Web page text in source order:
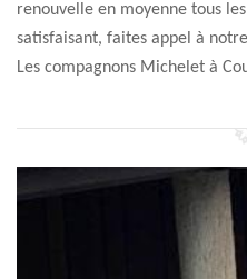
renouvelle en moyenne tous
satisfaisant, faites appel à
Les compagnons Michelet à